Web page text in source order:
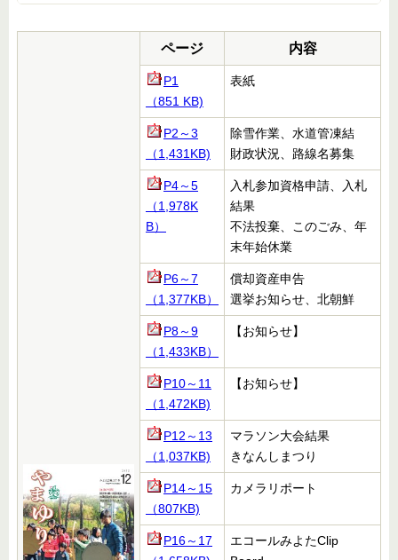
ページ 内容
P1
（851 KB)
表紙
P2～3
（1,431KB)
除雪作業、水道管凍結
財政状況、路線名募集
P4～5
（1,978K
B）
入札参加資格申請、入札
結果
不法投棄、このごみ、年
末年始休業
P6～7
（1,377KB）
償却資産申告
選挙お知らせ、北朝鮮
P8～9
（1,433KB）
【お知らせ】
P10～11
（1,472KB)
【お知らせ】
P12～13
（1,037KB)
マラソン大会結果
きなんしまつり
P14～15
（807KB)
カメラリポート
P16～17
エコールみよたClip